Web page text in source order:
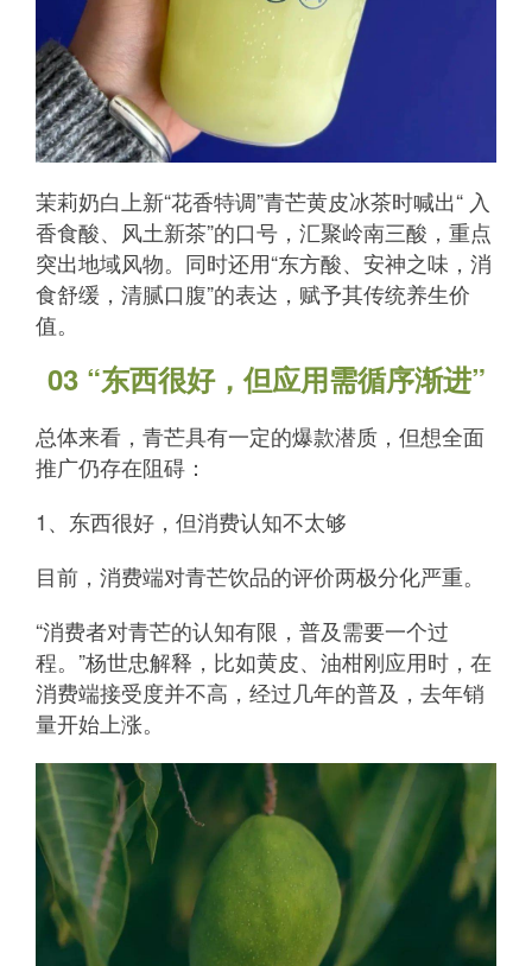
茉莉奶白上新“花香特调”青芒黄皮冰茶时喊出“ 入
香食酸、风土新茶”的口号，汇聚岭南三酸，重点
突出地域风物。同时还用“东方酸、安神之味，消
食舒缓，清腻口腹”的表达，赋予其传统养生价
值。
03 “东西很好，但应用需循序渐进”
总体来看，青芒具有一定的爆款潜质，但想全面
推广仍存在阻碍：
1、东西很好，但消费认知不太够
目前，消费端对青芒饮品的评价两极分化严重。
“消费者对青芒的认知有限，普及需要一个过
程。”杨世忠解释，比如黄皮、油柑刚应用时，在
消费端接受度并不高，经过几年的普及，去年销
量开始上涨。